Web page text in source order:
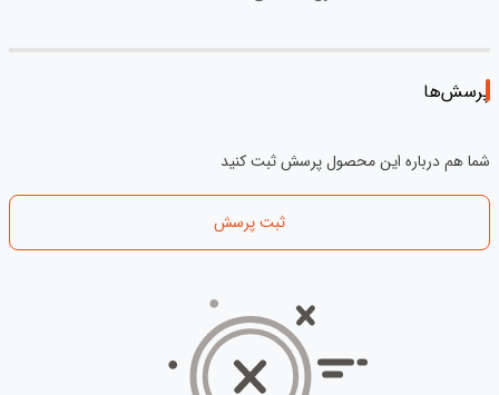
پرسش‌ها
شما هم درباره این محصول پرسش ثبت کنید
ثبت پرسش